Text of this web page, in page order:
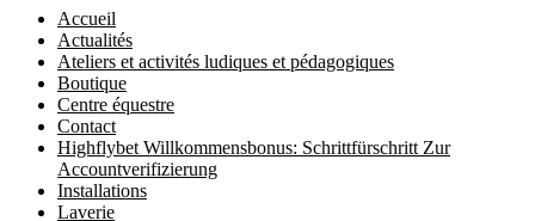
Accueil
Actualités
Ateliers et activités ludiques et pédagogiques
Boutique
Centre équestre
Contact
Highflybet Willkommensbonus: Schrittfürschritt Zur
Accountverifizierung
Installations
Laverie